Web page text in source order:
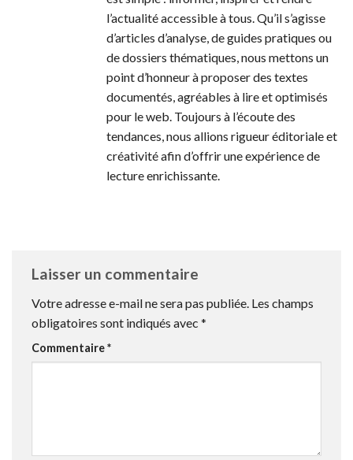
l’actualité accessible à tous. Qu’il s’agisse
d’articles d’analyse, de guides pratiques ou
de dossiers thématiques, nous mettons un
point d’honneur à proposer des textes
documentés, agréables à lire et optimisés
pour le web. Toujours à l’écoute des
tendances, nous allions rigueur éditoriale et
créativité afin d’offrir une expérience de
lecture enrichissante.
Laisser un commentaire
Votre adresse e-mail ne sera pas publiée. Les champs
obligatoires sont indiqués avec *
Commentaire*